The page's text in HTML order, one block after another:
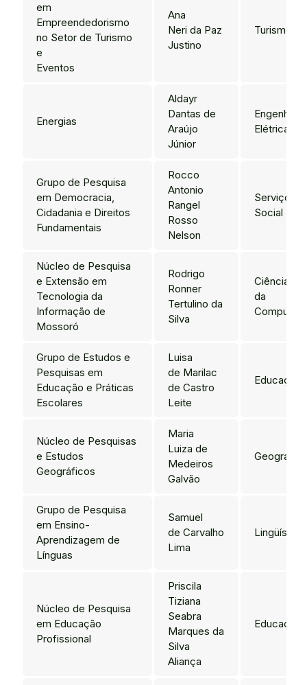
em
Empreendedorismo
no Setor de Turismo
e
Eventos
Ana
Neri da Paz
Justino
Turismo
Energias
Aldayr
Dantas de
Araújo
Júnior
Engenharia
Elétrica
Grupo de Pesquisa
em Democracia,
Cidadania e Direitos
Fundamentais
Rocco
Antonio
Rangel
Rosso
Nelson
Serviço
Social
Núcleo de Pesquisa
e Extensão em
Tecnologia da
Informação de
Mossoró
Rodrigo
Ronner
Tertulino da
Silva
Ciência
da
Grupo de Estudos e
Pesquisas em
Educação e Práticas
Escolares
Luisa
de Marilac
de Castro
Leite
Educação
Núcleo de Pesquisas
e Estudos
Geográficos
Maria
Luiza de
Medeiros
Galvão
Geografia
Grupo de Pesquisa
em Ensino-
Aprendizagem de
Línguas
Samuel
de Carvalho
Lima
Lingüística
Núcleo de Pesquisa
em Educação
Profissional
Priscila
Tiziana
Seabra
Marques da
Silva
Aliança
Educação